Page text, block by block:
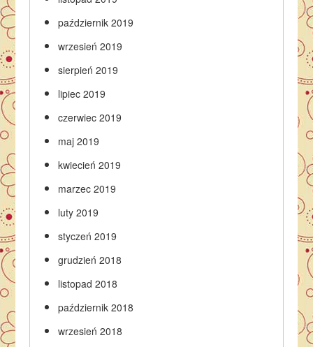
październik 2019
wrzesień 2019
sierpień 2019
lipiec 2019
czerwiec 2019
maj 2019
kwiecień 2019
marzec 2019
luty 2019
styczeń 2019
grudzień 2018
listopad 2018
październik 2018
wrzesień 2018